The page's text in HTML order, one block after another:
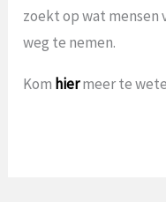
zoekt op wat
weg te nemen.
Kom hiermeer te